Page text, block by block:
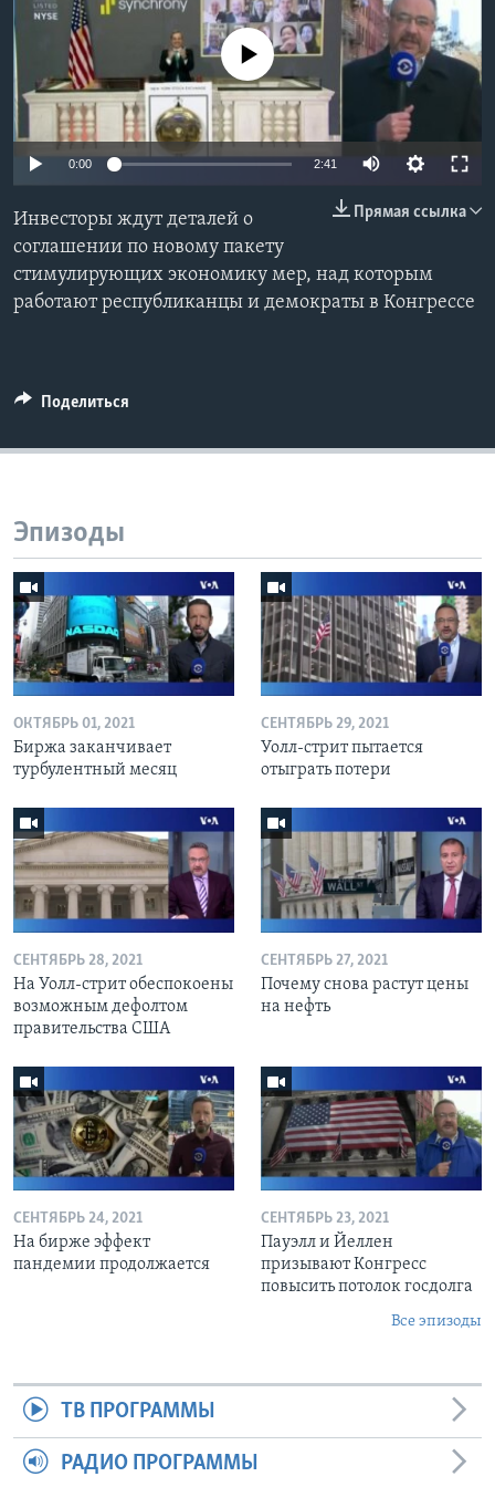
Learning English
СОЦИАЛЬНЫЕ СЕТИ
No media source currently available
0:00 2:41
Прямая ссылка
Инвесторы ждут деталей о
соглашении по новому пакету
стимулирующих экономику мер, над которым
работают республиканцы и демократы в Конгрессе
Поделиться
Эпизоды
ОКТЯБРЬ 01, 2021
Биржа заканчивает
турбулентный месяц
СЕНТЯБРЬ 29, 2021
Уолл-стрит пытается
отыграть потери
СЕНТЯБРЬ 28, 2021
На Уолл-стрит обеспокоены
возможным дефолтом
правительства США
СЕНТЯБРЬ 27, 2021
Почему снова растут цены
на нефть
СЕНТЯБРЬ 24, 2021
На бирже эффект
пандемии продолжается
СЕНТЯБРЬ 23, 2021
Пауэлл и Йеллен
призывают Конгресс
повысить потолок госдолга
Все эпизоды
ТВ ПРОГРАММЫ
РАДИО ПРОГРАММЫ